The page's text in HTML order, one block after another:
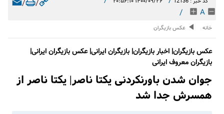
A
/
/
/
خانه عکس بازیگران
عکس بازیگران| اخبار بازیگران| بازیگران ایرانی| عکس بازیگران ایرانی|
بازیگران معروف ایرانی
جوان شدن باورنکردنی یکتا ناصر| یکتا ناصر از
همسرش جدا شد